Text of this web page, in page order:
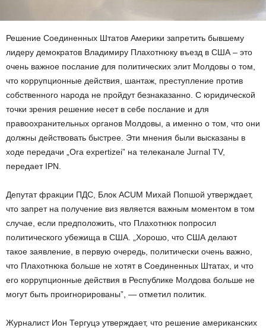
Решение Соединенных Штатов Америки запретить бывшему
лидеру демократов Владимиру Плахотнюку въезд в США – это
очень важное послание для политических элит Молдовы о том,
что коррупционные действия, шантаж, преступление против
собственного народа не пройдут безнаказанно. С юридической
точки зрения решение несет в себе послание и для
правоохранительных органов Молдовы, а именно о том, что они
должны действовать быстрее. Эти мнения были высказаны в
ходе передачи „Ora expertizei” на телеканале Jurnal TV,
передает IPN.
Депутат фракции ПДС, Блок ACUM Михай Попшой утверждает,
что запрет на получение виз является важным моментом в том
случае, если предположить, что Плахотнюк попросил
политического убежища в США. „Хорошо, что США делают
такое заявление, в первую очередь, политически очень важно,
что Плахотнюка больше не хотят в Соединенных Штатах, и что
его коррупционные действия в Республике Молдова больше не
могут быть проигнорированы”, — отметил политик.
Журналист Ион Тергуцэ утверждает, что решение американских